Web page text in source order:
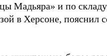
Мадьяра» и по
в Херсоне, пояснил